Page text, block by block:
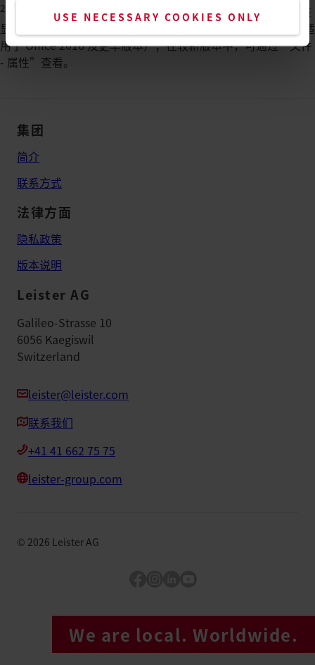
USE NECESSARY COOKIES ONLY
2
注意：无法仅凭发件人一栏可靠地验证电子邮件地址，因为该
显示信息可能被伪造（地址欺骗）。应将鼠标悬停进行检查（适
用于 Office 2016 及更早版本）；在较新版本中，可通过“文件
- 属性”查看。
集团
简介
联系方式
法律方面
隐私政策
版本说明
Leister AG
Galileo-Strasse 10
6056 Kaegiswil
Switzerland
leister@leister.com
联系我们
+41 41 662 75 75
leister-group.com
© 2026 Leister AG
We are local. Worldwide.